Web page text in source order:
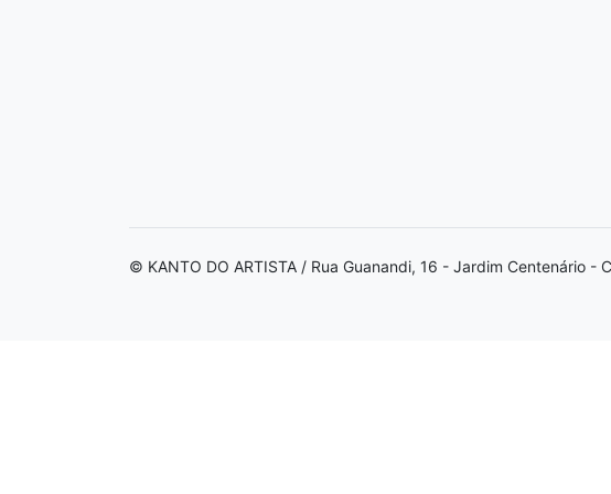
© KANTO DO ARTISTA / Rua Guanandi, 16 - Jardim Centenário